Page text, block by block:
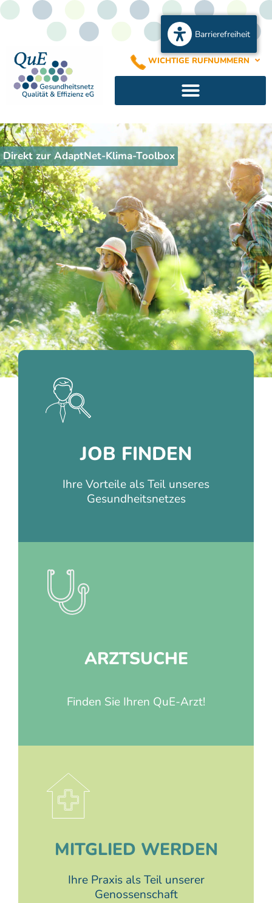
WICHTIGE RUFNUMMERN
Direkt zur AdaptNet-Klima-Toolbox
JOB FINDEN
Ihre Vorteile als Teil unseres
Gesundheitsnetzes
ARZTSUCHE
Finden Sie Ihren QuE-Arzt!
MITGLIED WERDEN
Ihre Praxis als Teil unserer
Genossenschaft
Barrierefreiheit